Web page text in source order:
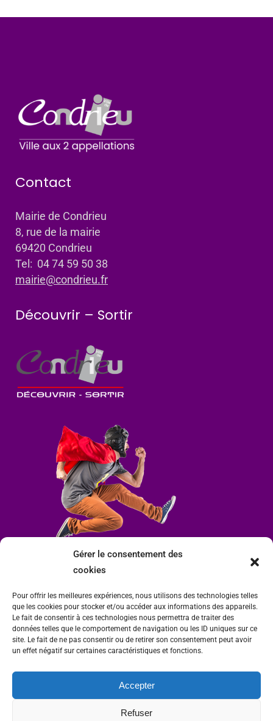
Gérer le consentement des
cookies
Pour offrir les meilleures expériences, nous utilisons des technologies telles
que les cookies pour stocker et/ou accéder aux informations des appareils.
Le fait de consentir à ces technologies nous permettra de traiter des
données telles que le comportement de navigation ou les ID uniques sur ce
site. Le fait de ne pas consentir ou de retirer son consentement peut avoir
un effet négatif sur certaines caractéristiques et fonctions.
Accepter
Refuser
Contact
Mairie de Condrieu
8, rue de la mairie
69420 Condrieu
Tel: 04 74 59 50 38
mairie@condrieu.fr
Découvrir – Sortir
Mairie de Condrieu | Copyright © 2023 |Mentions légales